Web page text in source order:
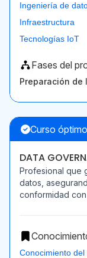
Ingeniería de
Infraestructura
Tecnologías IoT
Fases del
Preparación de
Curso
DATA
Profesional que
datos,
conformidad
Conocimiento del